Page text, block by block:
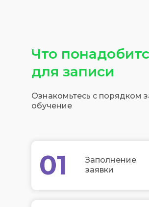
Что
для записи
Ознакомьтесь с порядком
обучение
01
Заполнение
заявки